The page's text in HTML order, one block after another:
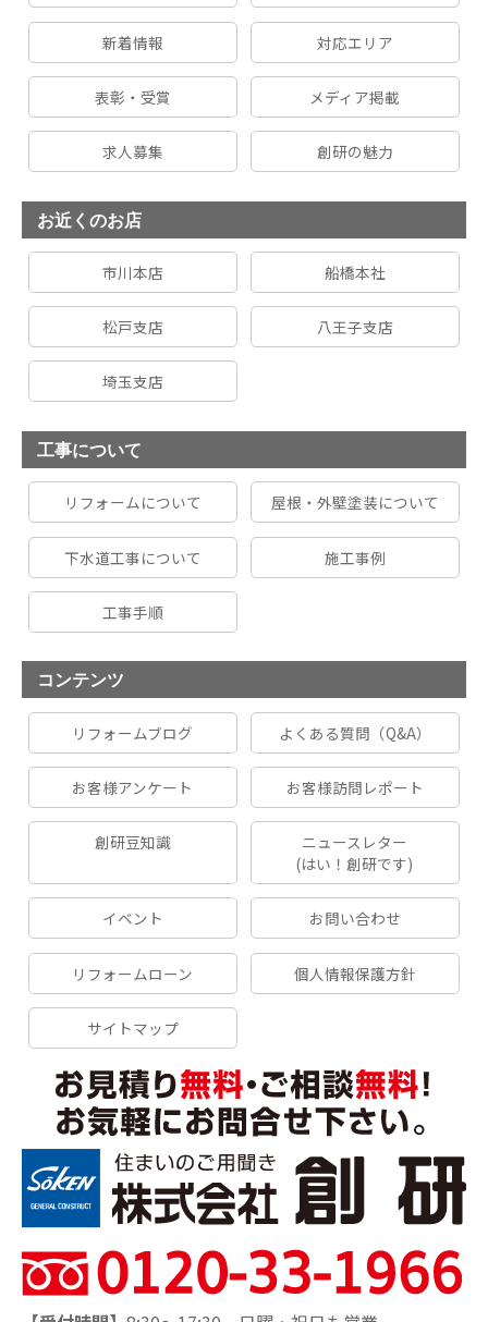
新着情報 対応エリア
表彰・受賞 メディア掲載
求人募集 創研の魅力
お近くのお店
市川本店 船橋本社
松戸支店 八王子支店
埼玉支店
工事について
リフォームについて 屋根・外壁塗装について
下水道工事について 施工事例
工事手順
コンテンツ
リフォームブログ よくある質問（Q&A）
お客様アンケート お客様訪問レポート
創研豆知識
ニュースレター
(はい！創研です)
イベント お問い合わせ
リフォームローン 個人情報保護方針
サイトマップ